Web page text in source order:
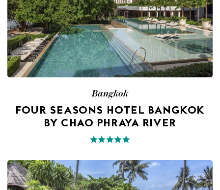
Bangkok
FOUR SEASONS HOTEL BANGKOK
BY CHAO PHRAYA RIVER